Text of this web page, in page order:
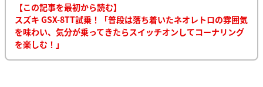
【この記事を最初から読む】
スズキ GSX-8TT試乗！「普段は落ち着いたネオレトロの雰囲気
を味わい、気分が乗ってきたらスイッチオンしてコーナリング
を楽しむ！」